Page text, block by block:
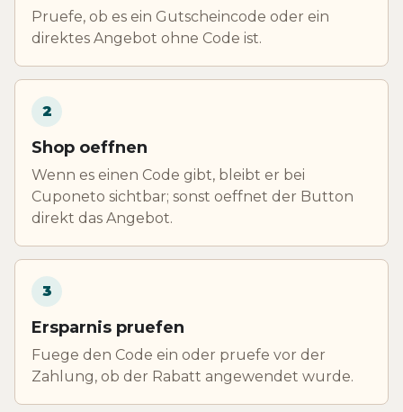
Pruefe, ob es ein Gutscheincode oder ein
direktes Angebot ohne Code ist.
2
Shop oeffnen
Wenn es einen Code gibt, bleibt er bei
Cuponeto sichtbar; sonst oeffnet der Button
direkt das Angebot.
3
Ersparnis pruefen
Fuege den Code ein oder pruefe vor der
Zahlung, ob der Rabatt angewendet wurde.